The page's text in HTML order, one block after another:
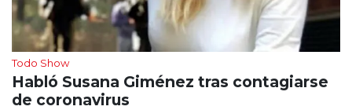
Todo Show
Habló Susana Giménez tras contagiarse
de coronavirus